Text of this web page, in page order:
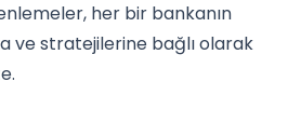
her bir bankanın
ve stratejilerine bağlı olarak